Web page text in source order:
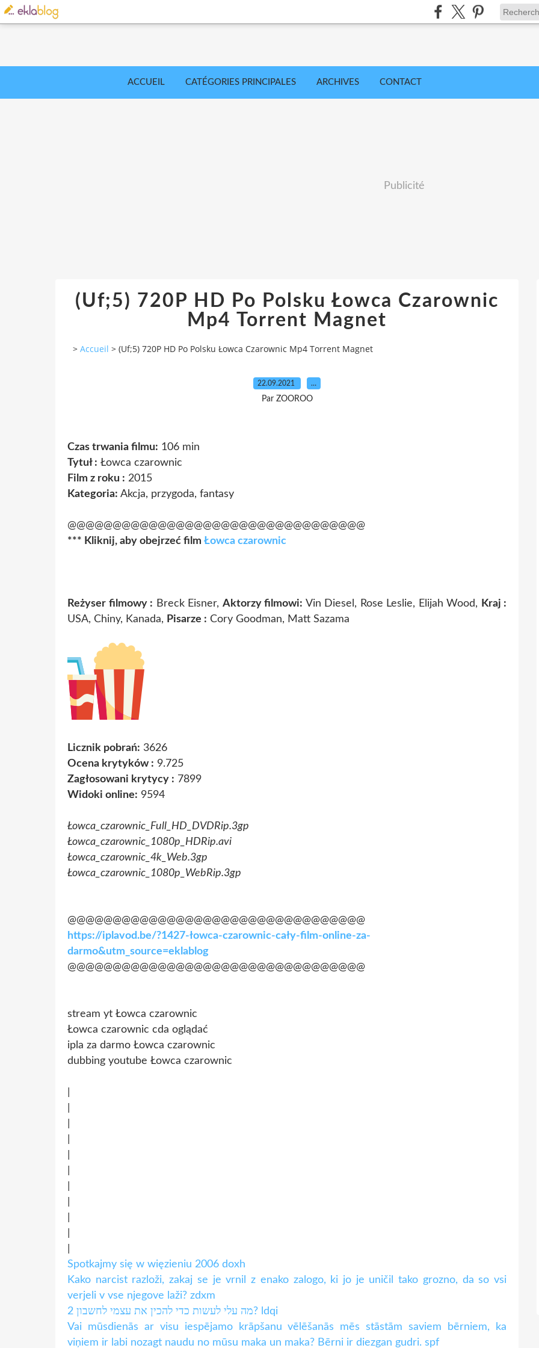
ACCUEIL CATÉGORIES PRINCIPALES ARCHIVES CONTACT
Publicité
(Uf;5) 720P HD Po Polsku Łowca Czarownic
Mp4 Torrent Magnet
> Accueil > (Uf;5) 720P HD Po Polsku Łowca Czarownic Mp4 Torrent Magnet
22.09.2021 …
Par ZOOROO
Czas trwania filmu: 106 min
Tytuł : Łowca czarownic
Film z roku : 2015
Kategoria: Akcja, przygoda, fantasy
@@@@@@@@@@@@@@@@@@@@@@@@@@@@@@@@@
*** Kliknij, aby obejrzeć film Łowca czarownic
Reżyser filmowy : Breck Eisner, Aktorzy filmowi: Vin Diesel, Rose Leslie, Elijah Wood, Kraj :
USA, Chiny, Kanada, Pisarze : Cory Goodman, Matt Sazama
Licznik pobrań: 3626
Ocena krytyków : 9.725
Zagłosowani krytycy : 7899
Widoki online: 9594
Łowca_czarownic_Full_HD_DVDRip.3gp
Łowca_czarownic_1080p_HDRip.avi
Łowca_czarownic_4k_Web.3gp
Łowca_czarownic_1080p_WebRip.3gp
@@@@@@@@@@@@@@@@@@@@@@@@@@@@@@@@@
https://iplavod.be/?1427-łowca-czarownic-cały-film-online-za-
darmo&utm_source=eklablog
@@@@@@@@@@@@@@@@@@@@@@@@@@@@@@@@@
stream yt Łowca czarownic
Łowca czarownic cda oglądać
ipla za darmo Łowca czarownic
dubbing youtube Łowca czarownic
Spotkajmy się w więzieniu 2006 doxh
Kako narcist razloži, zakaj se je vrnil z enako zalogo, ki jo je uničil tako grozno, da so vsi
verjeli v vse njegove laži? zdxm
מה עלי לעשות כדי להכין את עצמי לחשבון 2? ldqi
Vai mūsdienās ar visu iespējamo krāpšanu vēlēšanās mēs stāstām saviem bērniem, ka
viņiem ir labi nozagt naudu no mūsu maka un maka? Bērni ir diezgan gudri. spf